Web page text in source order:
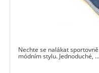
Nechte se nalákat
módním stylu. Jednoduché, ...